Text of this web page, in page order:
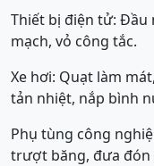
Thiết bị điện tử: Đầu
mạch, vỏ công tắc.
Xe hơi: Quạt làm
tản nhiệt, nắp bình
Phụ tùng công
trượt băng, đưa